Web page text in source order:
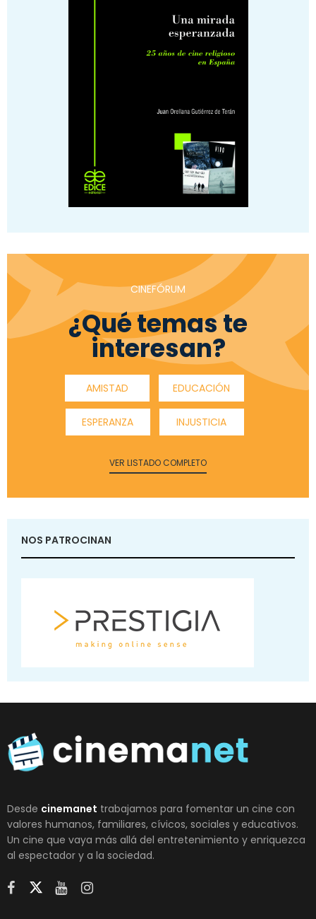
CINEFÓRUM
¿Qué temas te
interesan?
AMISTAD EDUCACIÓN
ESPERANZA INJUSTICIA
VER LISTADO COMPLETO
NOS PATROCINAN
Desde cinemanet trabajamos para fomentar un cine con
valores humanos, familiares, cívicos, sociales y educativos.
Un cine que vaya más allá del entretenimiento y enriquezca
al espectador y a la sociedad.